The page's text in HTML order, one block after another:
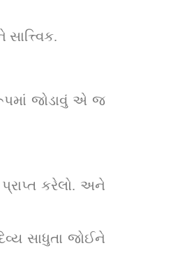
જોડાવું એ જ
કરેલો. અને
સાધુતા જોઈને